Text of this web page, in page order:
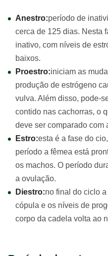
Anestro:período de
cerca de 125 dias. Nesta
inativo, com níveis de
baixos.
Proestro:iniciam as
produção de estrógeno
vulva. Além disso, pode-
contido nas cachorras, o
deve ser comparado com
Estro:esta é a fase do
período a fêmea está
os machos. O período
a ovulação.
Diestro:no final do ciclo
cópula e os níveis de
corpo da cadela volta ao